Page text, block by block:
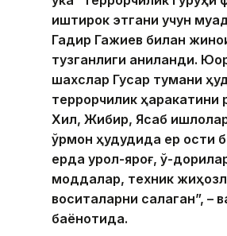
иштирок этгани учун
Гадир Гажиев билан
тузганлиги аниқланди.
шахслар Гусар тумани
террорчилик
Хил, Жибир, Ясаб
ўрмон ҳудудида ер ости
ерда қурол-яроғ, ўқ-
моддалар, техник
воситаларни сақлаган”, –
баёнотида.